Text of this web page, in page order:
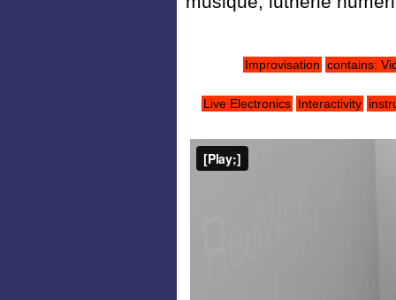
contains:
Improvisation
Interactivity
Live Electronics